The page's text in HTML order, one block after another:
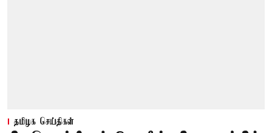
தமிழக செய்திகள்